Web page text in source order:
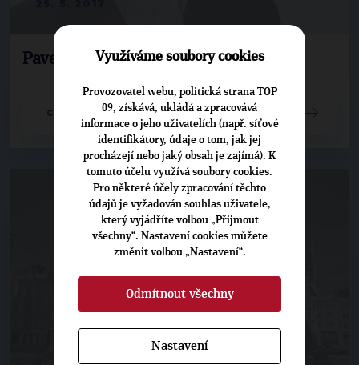
Pavera: Obce se bouří proti kraji
CELÝ ČLÁNEK
Využíváme soubory cookies
Provozovatel webu, politická strana TOP
09, získává, ukládá a zpracovává
informace o jeho uživatelích (např. síťové
identifikátory, údaje o tom, jak jej
procházejí nebo jaký obsah je zajímá). K
tomuto účelu využívá soubory cookies.
Pro některé účely zpracování těchto
údajů je vyžadován souhlas uživatele,
který vyjádříte volbou „Přijmout
všechny“. Nastavení cookies můžete
změnit volbou „Nastavení“.
Odmítnout všechny
Nastavení